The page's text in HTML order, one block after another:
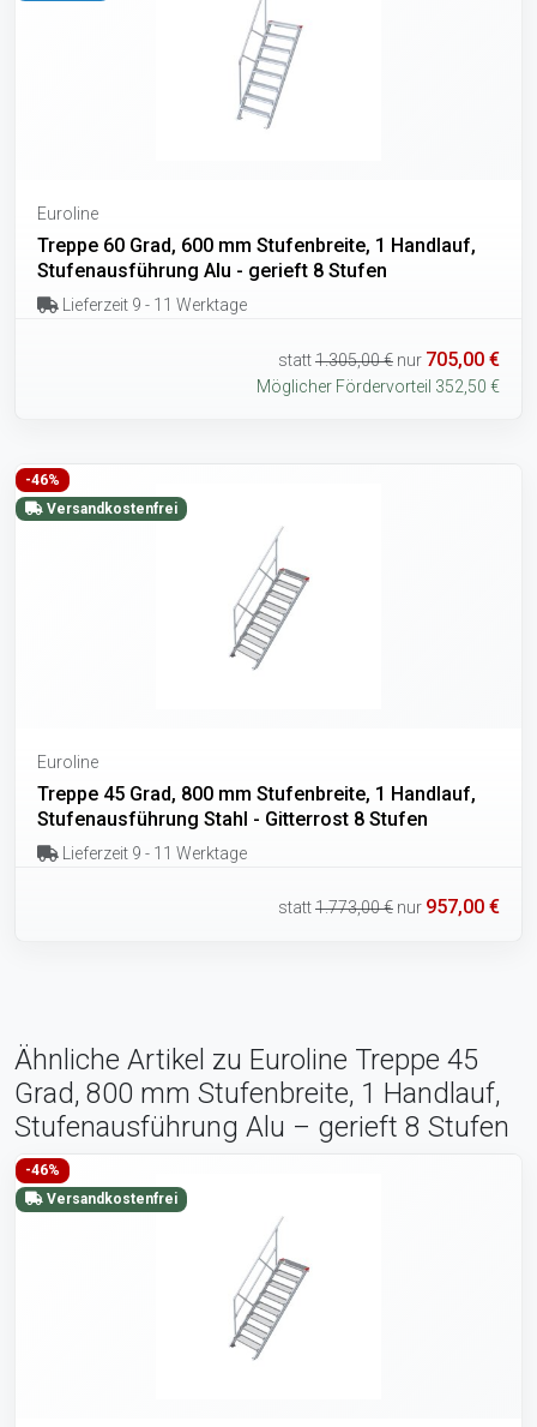
Euroline
Treppe 60 Grad, 600 mm Stufenbreite, 1 Handlauf,
Stufenausführung Alu - gerieft 8 Stufen
Lieferzeit 9 - 11 Werktage
statt1.305,00 € nur 705,00 €
Möglicher Fördervorteil 352,50 €
-46%
Versandkostenfrei
Euroline
Treppe 45 Grad, 800 mm Stufenbreite, 1 Handlauf,
Stufenausführung Stahl - Gitterrost 8 Stufen
Lieferzeit 9 - 11 Werktage
statt1.773,00 € nur 957,00 €
Ähnliche Artikel zu Euroline Treppe 45
Grad, 800 mm Stufenbreite, 1 Handlauf,
Stufenausführung Alu – gerieft 8 Stufen
-46%
Versandkostenfrei